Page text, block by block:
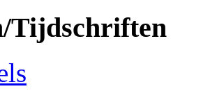
Tijdschriften